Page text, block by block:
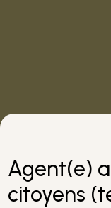
Agent(e)
citoyens